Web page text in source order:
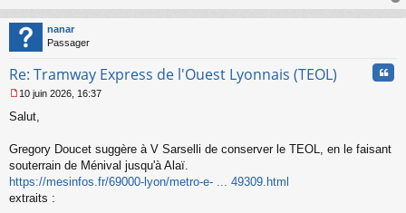
a
g
e
o
l
u
au
nanar
Passager
Re: Tramway Express de l'Ouest Lyonnais (TEOL)
e
s
g
e
n
10 juin 2026, 16:37
Salut,
Gregory Doucet suggère à V Sarselli de conserver le TEOL, en le faisant
souterrain de Ménival jusqu'à Alaï.
https://mesinfos.fr/69000-lyon/metro-e- ... 49309.html
extraits :